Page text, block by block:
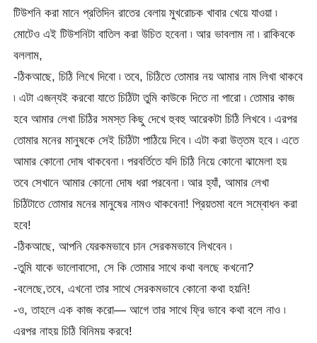
টিউশনি করা মানে প্রতিদিন রাতের বেলায় মুখরোচক খাবার খেয়ে যাওয়া ৷
মোটেও এই টিউশনিটা বাতিল করা উচিত হবেনা ৷ আর ভাবলাম না ৷ রাকিবকে
বললাম,
-ঠিকআছে, চিঠি লিখে দিবো ৷ তবে, চিঠিতে তোমার নয় আমার নাম লিখা থাকবে
৷ এটা এজন্যই করবো যাতে চিঠিটা তুমি কাউকে দিতে না পারো ৷ তোমার কাজ
হবে আমার লেখা চিঠির সমস্ত কিছু দেখে হুবহু আরেকটা চিঠি লিখবে ৷ এরপর
তোমার মনের মানুষকে সেই চিঠিটা পাঠিয়ে দিবে ৷ এটা করা উত্তম হবে ৷ এতে
আমার কোনো দোষ থাকবেনা ৷ পরবর্তিতে যদি চিঠি নিয়ে কোনো ঝামেলা হয়
তবে সেখানে আমার কোনো দোষ ধরা পরবেনা ৷ আর হ্যাঁ, আমার লেখা
চিঠিটাতে তোমার মনের মানুষের নামও থাকবেনা! প্রিয়তমা বলে সম্বোধন করা
হবে!
-ঠিকআছে, আপনি যেরকমভাবে চান সেরকমভাবে লিখবেন ৷
-তুমি যাকে ভালোবাসো, সে কি তোমার সাথে কথা বলছে কখনো?
-বলেছে,তবে, এখনো তার সাথে সেরকমভাবে কোনো কথা হয়নি!
-ও, তাহলে এক কাজ করো— আগে তার সাথে ফ্রি ভাবে কথা বলে নাও ৷
এরপর নাহয় চিঠি বিনিময় করবে!